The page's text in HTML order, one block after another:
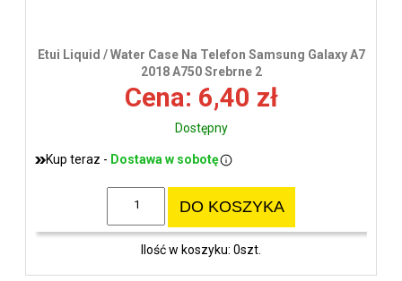
Etui Liquid / Water Case Na Telefon Samsung Galaxy A7
2018 A750 Srebrne 2
Cena: 6,40 zł
Dostępny
Kup teraz - Dostawa w sobotę
DO KOSZYKA
Ilość w koszyku: 0szt.